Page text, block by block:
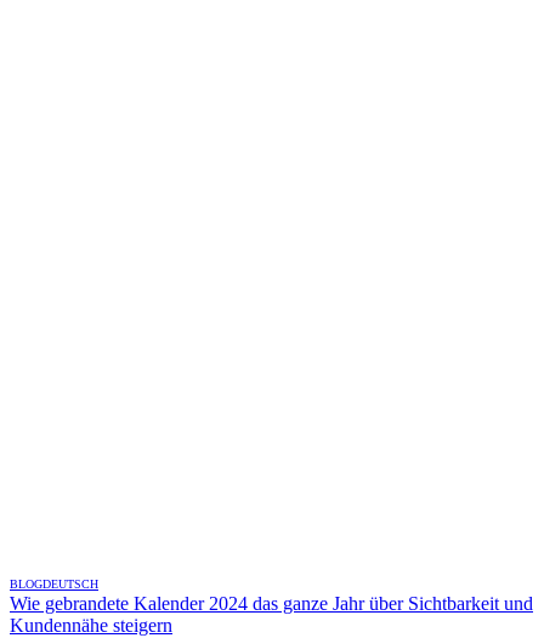
BLOGDEUTSCH
Wie gebrandete Kalender 2024 das ganze Jahr über Sichtbarkeit und
Kundennähe steigern